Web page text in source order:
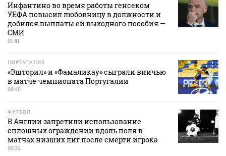
Инфантино во время работы генсеком
УЕФА повысил любовницу в должности и
добился выплаты ей выходного пособия —
СМИ
01:41
ПОРТУГАЛИЯ
«Эшторил» и «Фамаликау» сыграли вничью
в матче чемпионата Португалии
00:48
ФУТБОЛ
В Англии запретили использование
сплошных ограждений вдоль поля в
матчах низших лиг после смерти игрока
00:32